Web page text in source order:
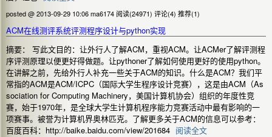
posted @ 2013-09-29 10:06 ma6174 阅读(24971) 评论(4) 推荐(1)
ACM在线测评系统评测程序设计与python实现
摘要： 写此文目的：让外行人了解ACM，重视ACM。让ACMer了解评测程
序评测原理以便更好得做题。让pythoner了解如何使用更好的使用python。
在讲解之前，先给外行人补充一些关于ACM的知识。什么是ACM？我们平
常指的ACM是ACM/ICPC（国际大学生程序设计竞赛），这是由ACM（As
sociation for Computing Machinery，美国计算机协会）组织的年度性竞
赛，始于1970年，是全球大学生计算机程序能力竞赛活动中最有影响的一
项赛事。被誉为计算机界奥林匹克。了解更多关于ACM的信息可以参考：
百度百科：http://baike.baidu.com/view/201684 阅读全文